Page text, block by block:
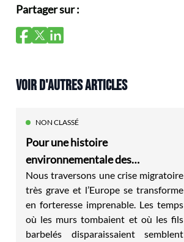
Partager sur :
VOIR D'AUTRES ARTICLES
NON CLASSÉ
Pour une histoire
environnementale des
migrations modernes
Nous traversons une crise migratoire
très grave et l’Europe se transforme
en forteresse imprenable. Les temps
où les murs tombaient et où les fils
barbelés disparaissaient semblent